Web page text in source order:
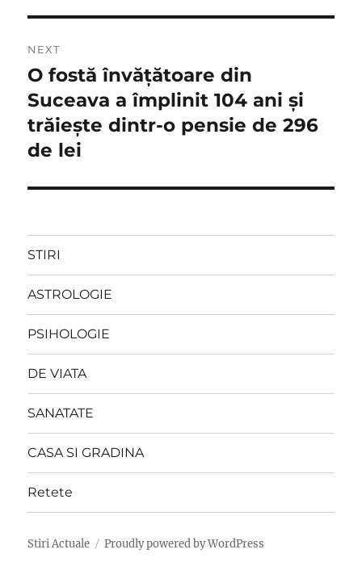
NEXT
Next
post:
O fostă învăţătoare din
Suceava a împlinit 104 ani şi
trăieşte dintr-o pensie de 296
de lei
STIRI
ASTROLOGIE
PSIHOLOGIE
DE VIATA
SANATATE
CASA SI GRADINA
Retete
Stiri Actuale Proudly powered by WordPress